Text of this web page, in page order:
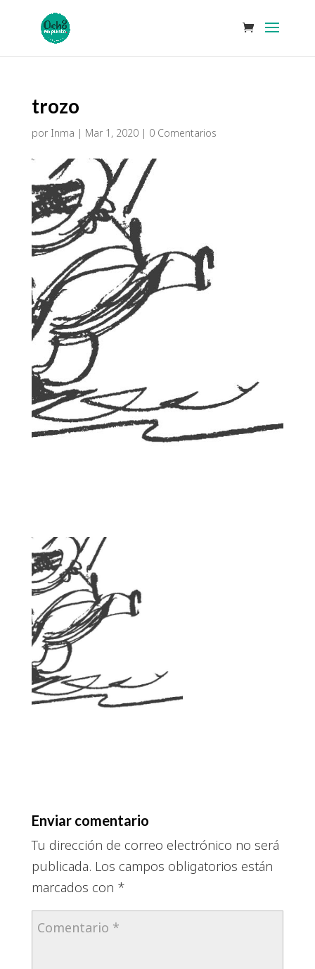
trozo
por Inma | Mar 1, 2020| 0 Comentarios
Enviar comentario
Tu dirección de correo electrónico no será
publicada. Los campos obligatorios están
marcados con *